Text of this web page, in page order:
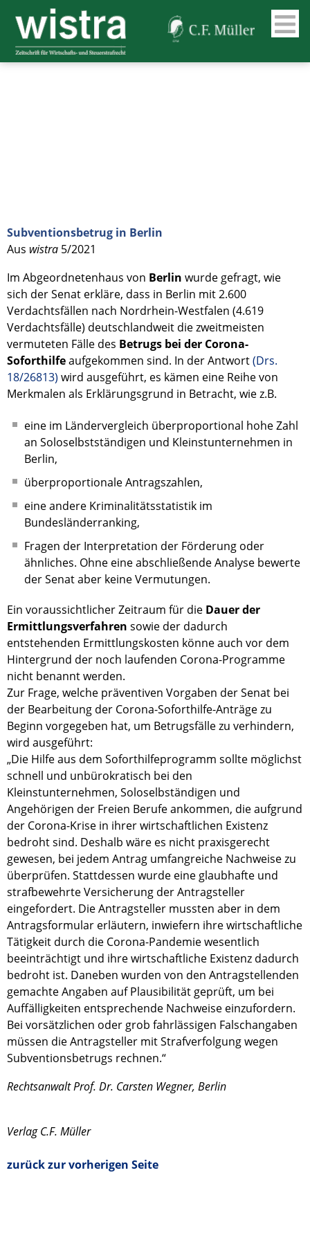
Subventionsbetrug in Berlin
Aus wistra 5/2021
Im Abgeordnetenhaus von Berlin wurde gefragt, wie
sich der Senat erkläre, dass in Berlin mit 2.600
Verdachtsfällen nach Nordrhein-Westfalen (4.619
Verdachtsfälle) deutschlandweit die zweitmeisten
vermuteten Fälle des Betrugs bei der Corona-
Soforthilfeaufgekommen sind. In der Antwort(Drs.
18/26813) wird ausgeführt, es kämen eine Reihe von
Merkmalen als Erklärungsgrund in Betracht, wie z.B.
eine im Ländervergleich überproportional hohe Zahl
an Soloselbstständigen und Kleinstunternehmen in
Berlin,
überproportionale Antragszahlen,
eine andere Kriminalitätsstatistik im
Bundesländerranking,
Fragen der Interpretation der Förderung oder
ähnliches. Ohne eine abschließende Analyse bewerte
der Senat aber keine Vermutungen.
Ein voraussichtlicher Zeitraum für die Dauer der
Ermittlungsverfahren sowie der dadurch
entstehenden Ermittlungskosten könne auch vor dem
Hintergrund der noch laufenden Corona-Programme
nicht benannt werden.
Zur Frage, welche präventiven Vorgaben der Senat bei
der Bearbeitung der Corona-Soforthilfe-Anträge zu
Beginn vorgegeben hat, um Betrugsfälle zu verhindern,
wird ausgeführt:
„Die Hilfe aus dem Soforthilfeprogramm sollte möglichst
schnell und unbürokratisch bei den
Kleinstunternehmen, Soloselbständigen und
Angehörigen der Freien Berufe ankommen, die aufgrund
der Corona-Krise in ihrer wirtschaftlichen Existenz
bedroht sind. Deshalb wäre es nicht praxisgerecht
gewesen, bei jedem Antrag umfangreiche Nachweise zu
überprüfen. Stattdessen wurde eine glaubhafte und
strafbewehrte Versicherung der Antragsteller
eingefordert. Die Antragsteller mussten aber in dem
Antragsformular erläutern, inwiefern ihre wirtschaftliche
Tätigkeit durch die Corona-Pandemie wesentlich
beeinträchtigt und ihre wirtschaftliche Existenz dadurch
bedroht ist. Daneben wurden von den Antragstellenden
gemachte Angaben auf Plausibilität geprüft, um bei
Auffälligkeiten entsprechende Nachweise einzufordern.
Bei vorsätzlichen oder grob fahrlässigen Falschangaben
müssen die Antragsteller mit Strafverfolgung wegen
Subventionsbetrugs rechnen.“
Rechtsanwalt Prof. Dr. Carsten Wegner, Berlin
Verlag C.F. Müller
zurück zur vorherigen Seite